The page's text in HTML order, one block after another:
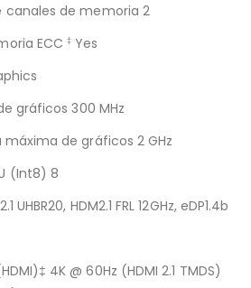
de memoria 2
ECC‡ Yes
gráficos 300 MHz
de gráficos 2 GHz
(Int8) 8
HDM2.1 FRL 12GHz, eDP1.4b
4K @ 60Hz (HDMI 2.1 TMDS)